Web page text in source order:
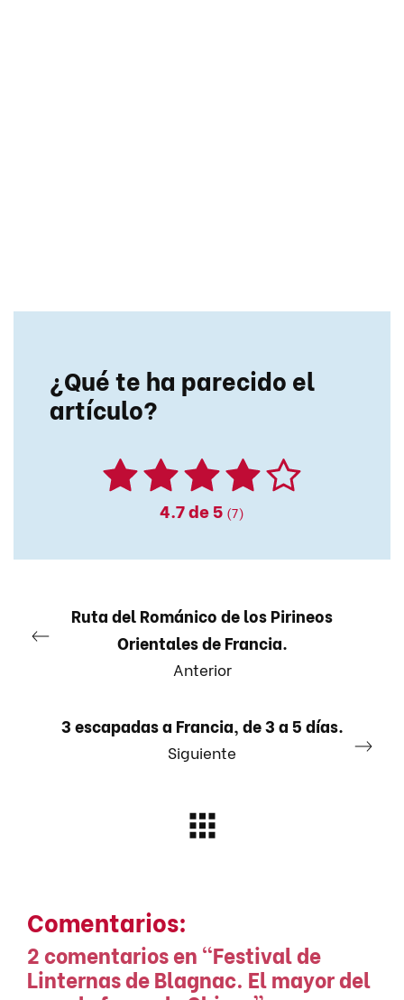
¿Qué te ha parecido el
artículo?
4.7de 5 (7)
Ruta del Románico de los Pirineos
Orientales de Francia.
Anterior
3 escapadas a Francia, de 3 a 5 días.
Siguiente
Comentarios:
2 comentarios en “Festival de
Linternas de Blagnac. El mayor del